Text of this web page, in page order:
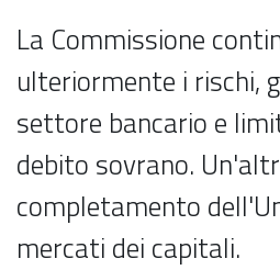
La Commissione
ulteriormente i rischi,
settore bancario e
debito sovrano.
completamento
mercati dei capitali.